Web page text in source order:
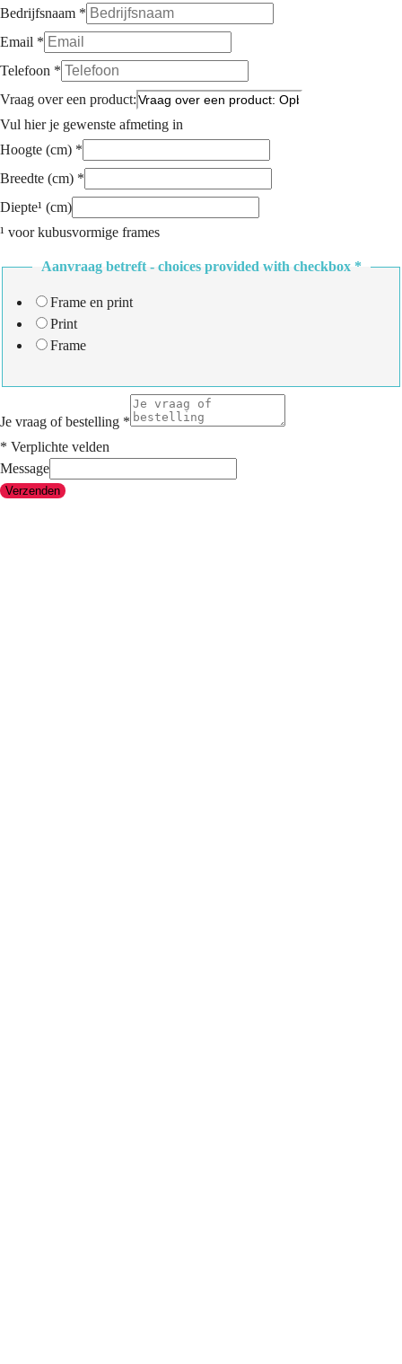
Bedrijfsnaam *
Email *
Telefoon *
Vraag over een product:
Vul hier je gewenste afmeting in
Hoogte (cm) *
Breedte (cm) *
Diepte¹ (cm)
¹ voor kubusvormige frames
Aanvraag betreft - choices provided with checkbox *
Frame en print
Print
Frame
Je vraag of bestelling *
* Verplichte velden
Message
Verzenden